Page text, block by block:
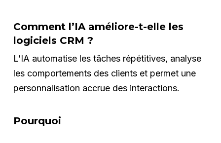
Comment l’IA améliore-t-elle les
logiciels CRM ?
L’IA automatise les tâches répétitives, analyse
les comportements des clients et permet une
personnalisation accrue des interactions.
Pourquoi